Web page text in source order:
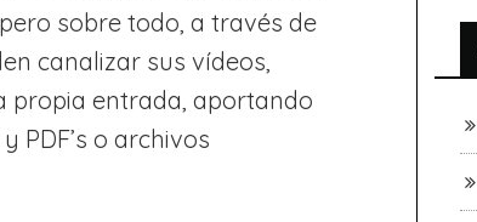
sobre todo, a través de
canalizar sus vídeos,
propia entrada, aportando
PDF’s o archivos